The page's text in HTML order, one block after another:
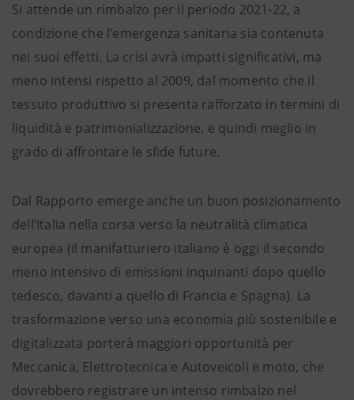
Si attende un rimbalzo per il periodo 2021-22, a
condizione che l’emergenza sanitaria sia contenuta
nei suoi effetti. La crisi avrà impatti significativi, ma
meno intensi rispetto al 2009, dal momento che il
tessuto produttivo si presenta rafforzato in termini di
liquidità e patrimonializzazione, e quindi meglio in
grado di affrontare le sfide future.
Dal Rapporto emerge anche un buon posizionamento
dell’Italia nella corsa verso la neutralità climatica
europea (il manifatturiero italiano è oggi il secondo
meno intensivo di emissioni inquinanti dopo quello
tedesco, davanti a quello di Francia e Spagna). La
trasformazione verso una economia più sostenibile e
digitalizzata porterà maggiori opportunità per
Meccanica, Elettrotecnica e Autoveicoli e moto, che
dovrebbero registrare un intenso rimbalzo nel